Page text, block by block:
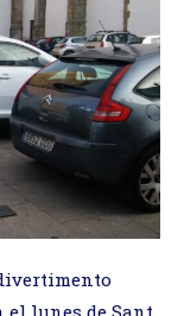
lunes de Sant